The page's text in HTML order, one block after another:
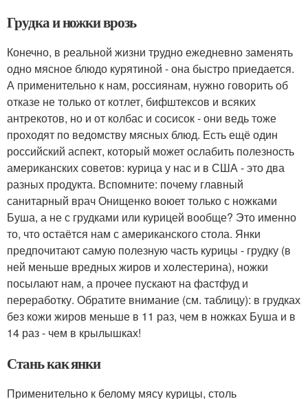
Грудка и ножки врозь
Конечно, в реальной жизни трудно ежедневно заменять
одно мясное блюдо курятиной - она быстро приедается.
А применительно к нам, россиянам, нужно говорить об
отказе не только от котлет, бифштексов и всяких
антрекотов, но и от колбас и сосисок - они ведь тоже
проходят по ведомству мясных блюд. Есть ещё один
российский аспект, который может ослабить полезность
американских советов: курица у нас и в США - это два
разных продукта. Вспомните: почему главный
санитарный врач Онищенко воюет только с ножками
Буша, а не с грудками или курицей вообще? Это именно
то, что остаётся нам с американского стола. Янки
предпочитают самую полезную часть курицы - грудку (в
ней меньше вредных жиров и холестерина), ножки
посылают нам, а прочее пускают на фастфуд и
переработку. Обратите внимание (см. таблицу): в грудках
без кожи жиров меньше в 11 раз, чем в ножках Буша и в
14 раз - чем в крылышках!
Стань как янки
Применительно к белому мясу курицы, столь